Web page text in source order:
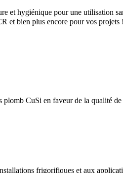
hygiénique pour une utilisation
et bien plus encore pour vos projets !
CuSi en faveur de la qualité
frigorifiques et aux